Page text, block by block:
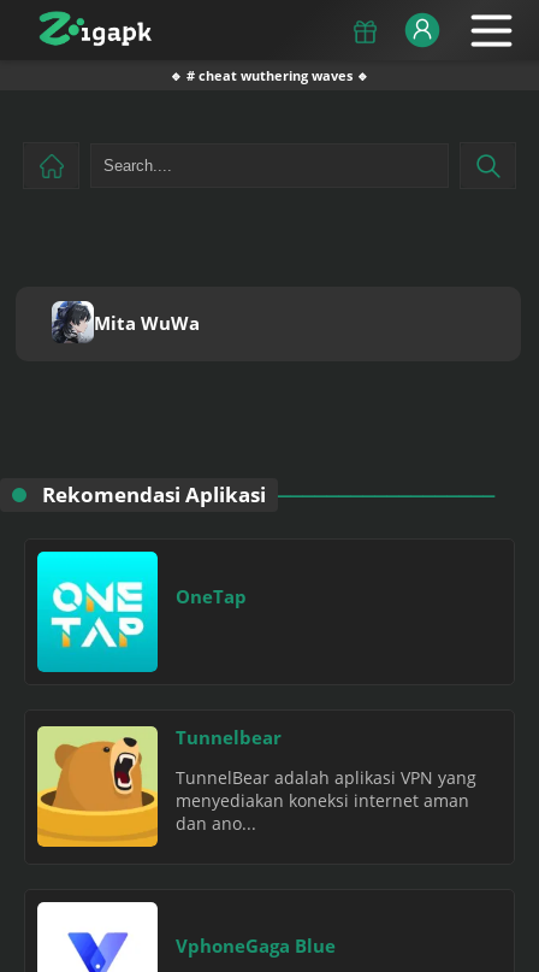
🔹 # cheat wuthering waves 🔹
Mita WuWa
Rekomendasi Aplikasi
OneTap
Tunnelbear
TunnelBear adalah aplikasi VPN yang
menyediakan koneksi internet aman
dan ano...
VphoneGaga Blue